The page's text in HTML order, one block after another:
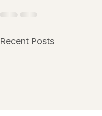
Recent Posts